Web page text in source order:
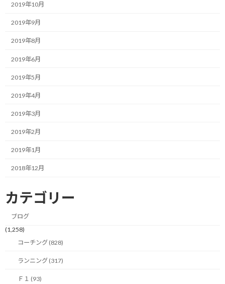
んなバリエーションがありました。
たと思います。（実はあんまり覚えていない…）
本気で直したいとは思うものの1000円オーバーはちょっと高くて
払いにくいなぁ…と本音が。
ということで、お試しの意味も込めて、とりあえず一番下の500円
ちょっとくらいのクリームを購入しました。
ただ、この商品は安いとはいえ、クリームと爪先を開けた靴下の
れを着用して効果を高める優れものです。
でしたが、意外と爪先が開いていると気にならず眠れました。
で、このクリームを2週間くらい塗り続けてみました。
一番安い商品だったのでそんなに期待してなかったのですが、こ
れがすごく効きました！
2019年10月
2019年9月
2019年8月
2019年6月
2019年5月
2019年4月
2019年3月
2019年2月
2019年1月
2018年12月
カテゴリー
ブログ
(1,258)
コーチング (828)
ランニング (317)
Ｆ１ (93)